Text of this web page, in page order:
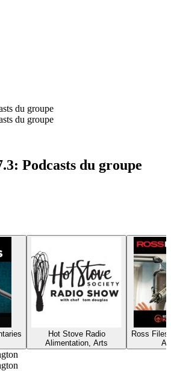
du groupe
du groupe
Podcasts du groupe
Hot Stove Radio
Alimentation, Arts
Ross